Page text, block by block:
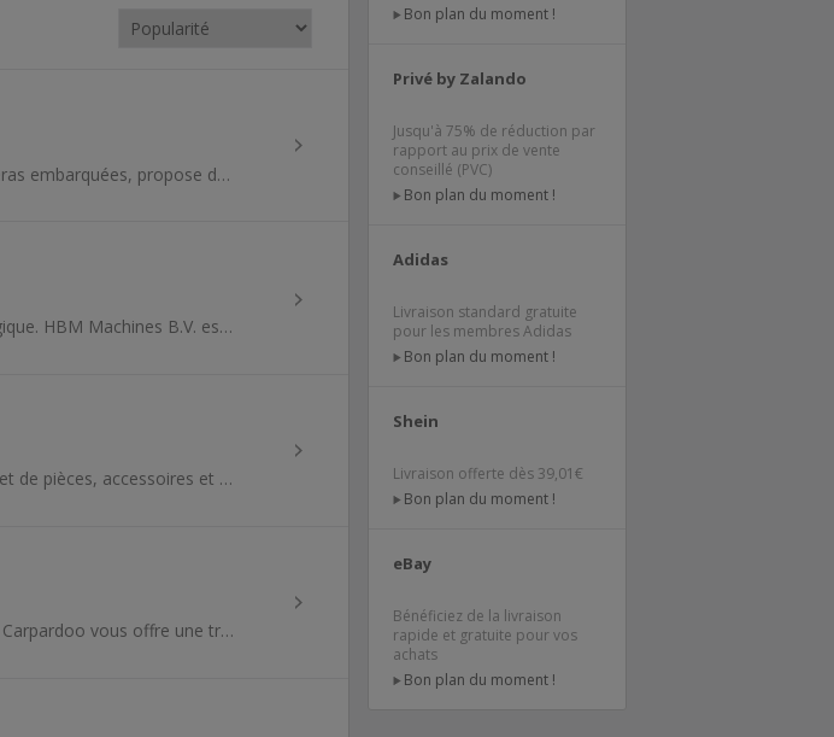
Vantrue, marque leader dans le domaine des caméras embarquées, propose des technologies de pointe et des solutions fiables pour la sécurité automob...
Le cashback Myprotein pour nos membres en Belgique. HBM Machines B.V. est actif dans la métallurgie et le travail du bois depuis plus de 50 ans...
La Bécanerie, leader français de la vente sur internet de pièces, accessoires et équipements du motard. Fondée en 1986, la société travaille main d...
Avec son catalogue de pièces et accessoires auto, Carpardoo vous offre une très large gamme de pièces auto.
Bon plan du moment !
Privé by Zalando
Jusqu'à 75% de réduction par
rapport au prix de vente
conseillé (PVC)
Bon plan du moment !
Adidas
Livraison standard gratuite
pour les membres Adidas
Bon plan du moment !
Shein
Livraison offerte dès 39,01€
Bon plan du moment !
eBay
Bénéficiez de la livraison
rapide et gratuite pour vos
achats
Bon plan du moment !